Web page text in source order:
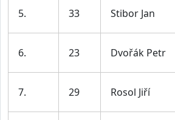
5. 33 Stibor Jan
6. 23 Dvořák Petr
7. 29 Rosol Jiří